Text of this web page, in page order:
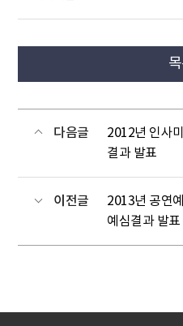
다음글
2012년 인사
결과 발표
이전글
2013년 공연
예심결과 발표